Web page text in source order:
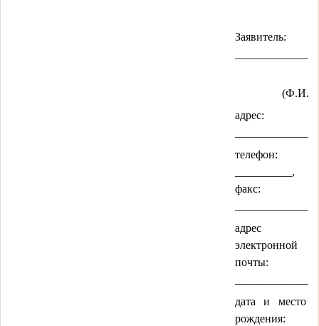
Заявитель:
адрес:
телефон:
__________,
факс:
адрес
электронной
почты:
дата и место
рождения: